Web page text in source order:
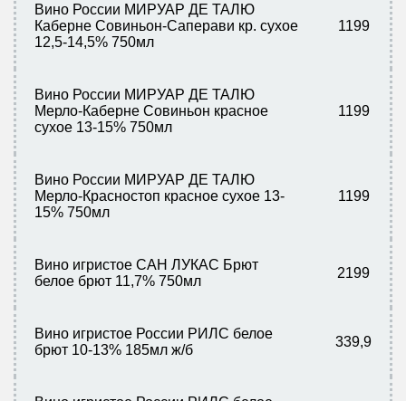
Вино России МИРУАР ДЕ ТАЛЮ
Каберне Совиньон-Саперави кр. сухое
12,5-14,5% 750мл
1199
Вино России МИРУАР ДЕ ТАЛЮ
Мерло-Каберне Совиньон красное
сухое 13-15% 750мл
1199
Вино России МИРУАР ДЕ ТАЛЮ
Мерло-Красностоп красное сухое 13-
15% 750мл
1199
Вино игристое САН ЛУКАС Брют
белое брют 11,7% 750мл
2199
Вино игристое России РИЛС белое
брют 10-13% 185мл ж/б
339,9